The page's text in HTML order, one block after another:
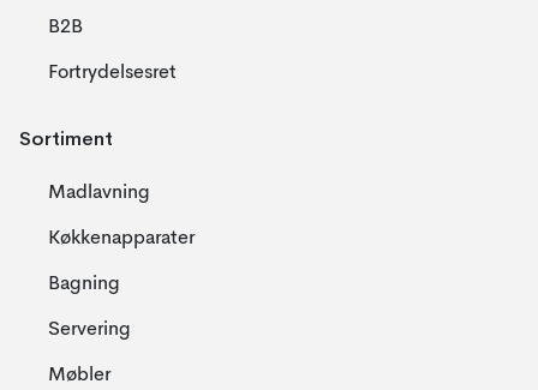
B2B
Fortrydelsesret
Sortiment
Madlavning
Køkkenapparater
Bagning
Servering
Møbler